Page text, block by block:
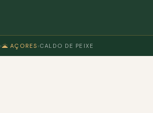
›🌋 AÇORES › CALDO DE PEIXE